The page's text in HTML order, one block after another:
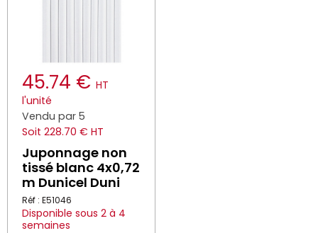
45.74 € HT
l'unité
Vendu par 5
Soit 228.70 € HT
Juponnage non
tissé blanc 4x0,72
m Dunicel Duni
Réf : E51046
Disponible sous 2 à 4
semaines